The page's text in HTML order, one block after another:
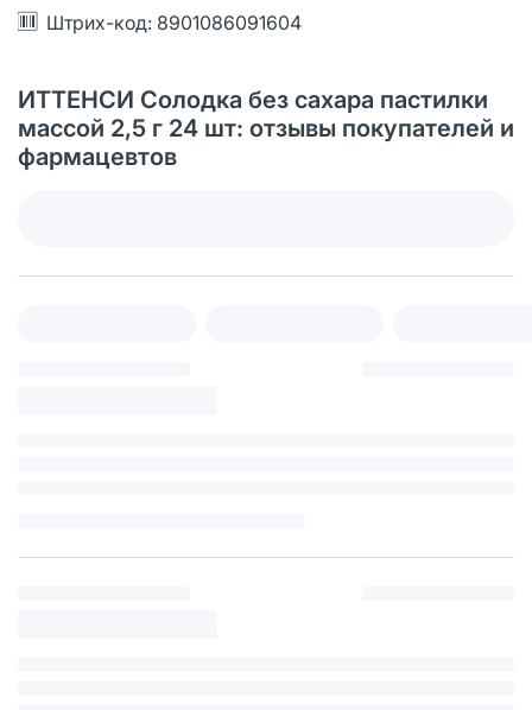
Штрих-код: 8901086091604
ИТТЕНСИ Солодка без сахара пастилки
массой 2,5 г 24 шт: отзывы покупателей и
фармацевтов